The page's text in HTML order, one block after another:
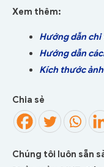
Xem thêm:
Hướng dẫn
Hướng dẫn
Kích thước
Chia sẻ
Chúng tôi luôn sẵn